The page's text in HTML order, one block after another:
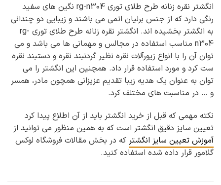
انگشتر نقره زنانه طرح طلای توری rg-n304 نگین های سفید
رنگی دارد که از جنس برلیان اتمی می باشند و زیبایی دو چندانی
به انگشتر بخشیده اند. انگشتر نقره زنانه طرح طلای توری rg-
n304 مناسب استفاده در مجالس و مهمانی ها می باشد و می
توان آن را با انواع زیورآلات نقره نظیر گردنبند نقره و دستبند نقره
ست کرد و مورد استفاده قرار داد. همچنین این انگشتر را می
توان به عنوان یک هدیه زیبا تقدیم عزیزانی همچون مادر، همسر
و … در مناسبت های مختلف کرد.
نکته مهمی که قبل از خرید انگشتر باید از آن اطلاع پیدا کرد
تعیین سایز دقیق انگشتر است که به همین منظور می توانید از
آموزش تعیین سایز انگشتر که در بخش مقالات فروشگاه لوکس
گلامور قرار داده شده استفاده کنید.